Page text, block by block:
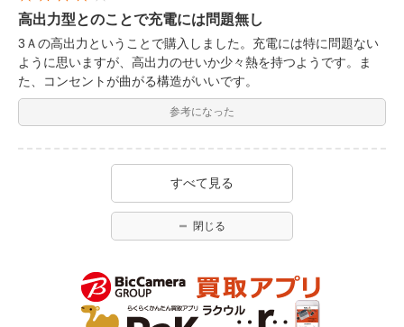
高出力型とのことで充電には問題無し
3Ａの高出力ということで購入しました。充電には特に問題ない
ように思いますが、高出力のせいか少々熱を持つようです。ま
た、コンセントが曲がる構造がいいです。
参考になった
すべて見る
閉じる